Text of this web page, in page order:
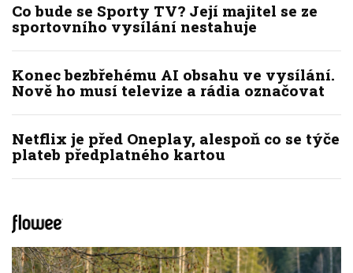
Co bude se Sporty TV? Její majitel se ze
sportovního vysílání nestahuje
Konec bezbřehému AI obsahu ve vysílání.
Nově ho musí televize a rádia označovat
Netflix je před Oneplay, alespoň co se týče
plateb předplatného kartou